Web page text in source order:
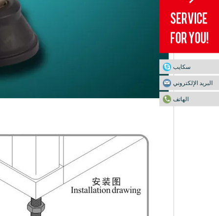
سكايب
البريد الإلكتروني
الهاتف